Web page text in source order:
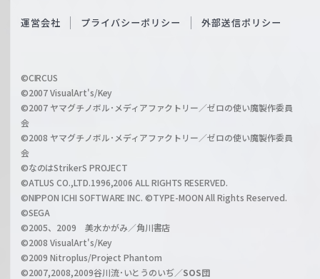
c
a
r
z
O
i
l
h
a
n
l
運営会社 プライバシーポリシー 外部送信ポリシー
©CIRCUS
©2007 VisualArt's/Key
©2007 ヤマグチノボル･メディアファクトリー／ゼロの使い魔製作委員
会
©2008 ヤマグチノボル･メディアファクトリー／ゼロの使い魔製作委員
会
©なのはStrikerS PROJECT
©ATLUS CO.,LTD.1996,2006 ALL RIGHTS RESERVED.
©NIPPON ICHI SOFTWARE INC. ©TYPE-MOON All Rights Reserved.
©SEGA
©2005、2009 美水かがみ／角川書店
©2008 VisualArt's/Key
©2009 Nitroplus/Project Phantom
©2007,2008,2009谷川流･いとうのいぢ／SOS団